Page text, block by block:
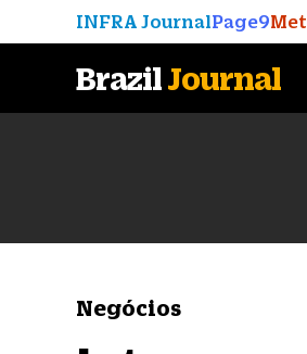
INFRA JournalPage9
BrazilJournal
Negócios